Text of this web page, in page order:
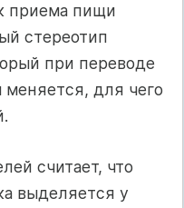
приема пищи
стереотип
при переводе
для чего
считает, что
выделяется у